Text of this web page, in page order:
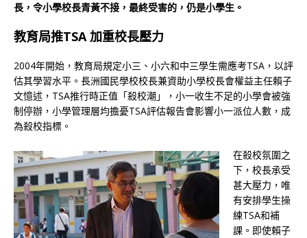
長，令小學校長青黃不接，最終受害的，仍是小學生。
教育局推TSA 加重校長壓力
2004年開始，教育局規定小三、小六和中三學生需應考TSA，以評
估其學習水平。長洲國民學校校長兼資助小學校長會權益主任賴子
文憶述，TSA推行時正值「殺校潮」，小一收生不足的小學會被強
制停辦，小學管理層均擔憂TSA評估報告會影響小一派位人數，成
為殺校指標。
在殺校氛圍之
下，校長承受
甚大壓力，唯
有安排學生操
練TSA和補
課。即使賴子